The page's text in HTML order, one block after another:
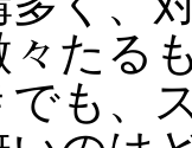
々たる
でも、